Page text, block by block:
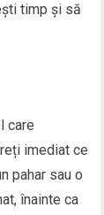
timp și să
care
imediat ce
pahar sau o
înainte ca